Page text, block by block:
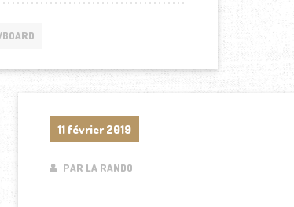
11 février 2019
PAR LA RANDO